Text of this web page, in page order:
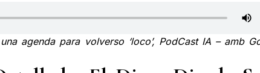
agenda para volverso ‘loco’, PodCast IA – amb